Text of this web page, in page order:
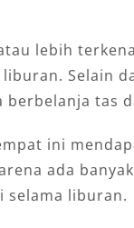
lebih
Selain
berbelanja tas
ini
ada
selama liburan.